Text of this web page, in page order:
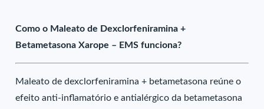
Como o Maleato de Dexclorfeniramina +
Betametasona Xarope – EMS funciona?
Maleato de dexclorfeniramina + betametasona reúne o
efeito anti-inflamatório e antialérgico da betametasona